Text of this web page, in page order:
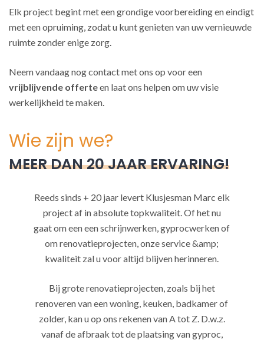
Elk project begint met een grondige voorbereiding en eindigt
met een opruiming, zodat u kunt genieten van uw vernieuwde
ruimte zonder enige zorg.
Neem vandaag nog contact met ons op voor een
vrijblijvende offerteen laat ons helpen om uw visie
werkelijkheid te maken.
Wie zijn we?
MEER DAN 20 JAAR ERVARING!
Reeds sinds + 20 jaar levert Klusjesman Marc elk
project af in absolute topkwaliteit. Of het nu
gaat om een een schrijnwerken, gyprocwerken of
om renovatieprojecten, onze service &amp;
kwaliteit zal u voor altijd blijven herinneren.
Bij grote renovatieprojecten, zoals bij het
renoveren van een woning, keuken, badkamer of
zolder, kan u op ons rekenen van A tot Z. D.w.z.
vanaf de afbraak tot de plaatsing van gyproc,